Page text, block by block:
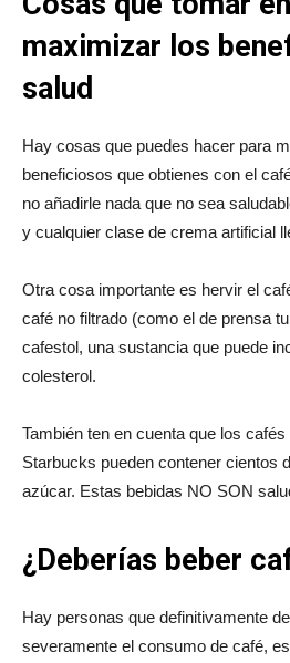
maximizar los
salud
Hay cosas que puedes hacer para
beneficiosos que obtienes con el
no añadirle nada que no sea
y cualquier clase de crema artificial
Otra cosa importante es hervir el
café no filtrado (como el de prensa
cafestol, una sustancia que puede
colesterol.
También ten en cuenta que los
Starbucks pueden contener cientos
azúcar. Estas bebidas NO SON
¿Deberías beber
Hay personas que definitivamente
severamente el consumo de café,